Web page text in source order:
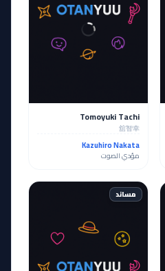
Tomoyuki Tachi
舘智幸
Kazuhiro Nakata
مؤدي الصوت
مساند